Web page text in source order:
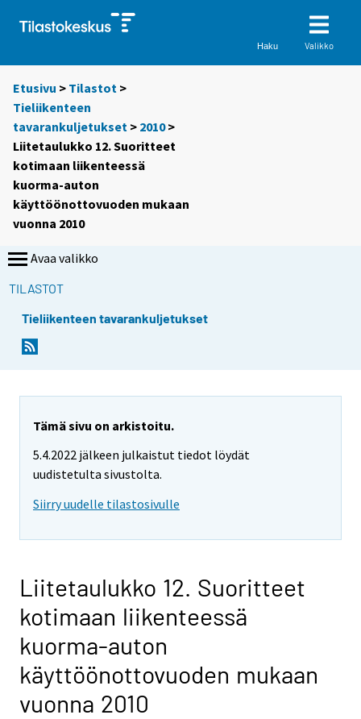
Haku Valikko
Etusivu > Tilastot >
Tieliikenteen
tavarankuljetukset > 2010>
Liitetaulukko 12. Suoritteet
kotimaan liikenteessä
kuorma-auton
käyttöönottovuoden mukaan
vuonna 2010
Avaa valikko
TILASTOT
Tieliikenteen tavarankuljetukset
Tämä sivu on arkistoitu.
5.4.2022 jälkeen julkaistut tiedot löydät
uudistetulta sivustolta.
Siirry uudelle tilastosivulle
Liitetaulukko 12. Suoritteet
kotimaan liikenteessä
kuorma-auton
käyttöönottovuoden mukaan
vuonna 2010